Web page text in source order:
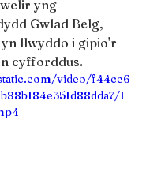
yng
Gwlad Belg,
llwyddo i gipio'r
cyfforddus.
video/f44ce6
1